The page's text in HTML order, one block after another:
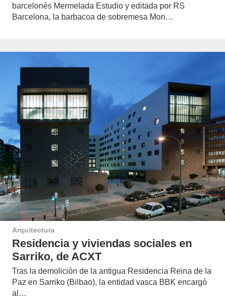
barcelonés Mermelada Estudio y editada por RS
Barcelona, la barbacoa de sobremesa Mon…
Arquitectura
Residencia y viviendas sociales en
Sarriko, de ACXT
Tras la demolición de la antigua Residencia Reina de la
Paz en Sarriko (Bilbao), la entidad vasca BBK encargó
al…